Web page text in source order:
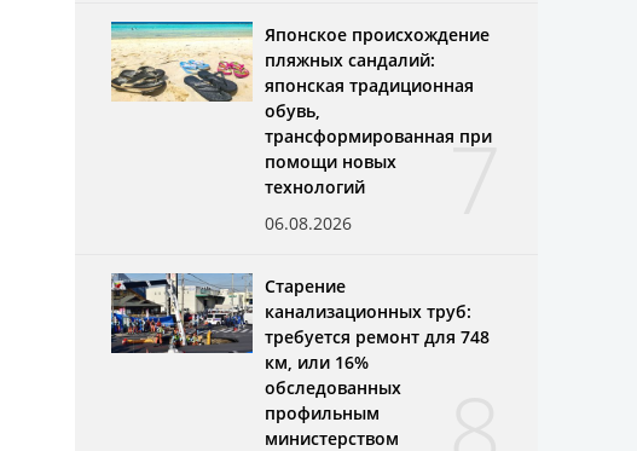
7
Японское происхождение
пляжных сандалий:
японская традиционная
обувь,
трансформированная при
помощи новых
технологий
06.08.2026
Старение
канализационных труб:
требуется ремонт для 748
км, или 16%
обследованных
профильным
министерством